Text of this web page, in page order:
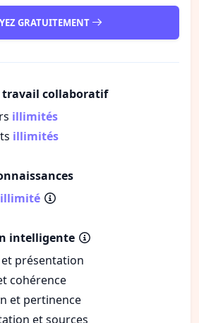
GRATUITEMENT
travail collaboratif
illimités
illimités
illimité
intelligente
présentation
cohérence
et pertinence
et sources